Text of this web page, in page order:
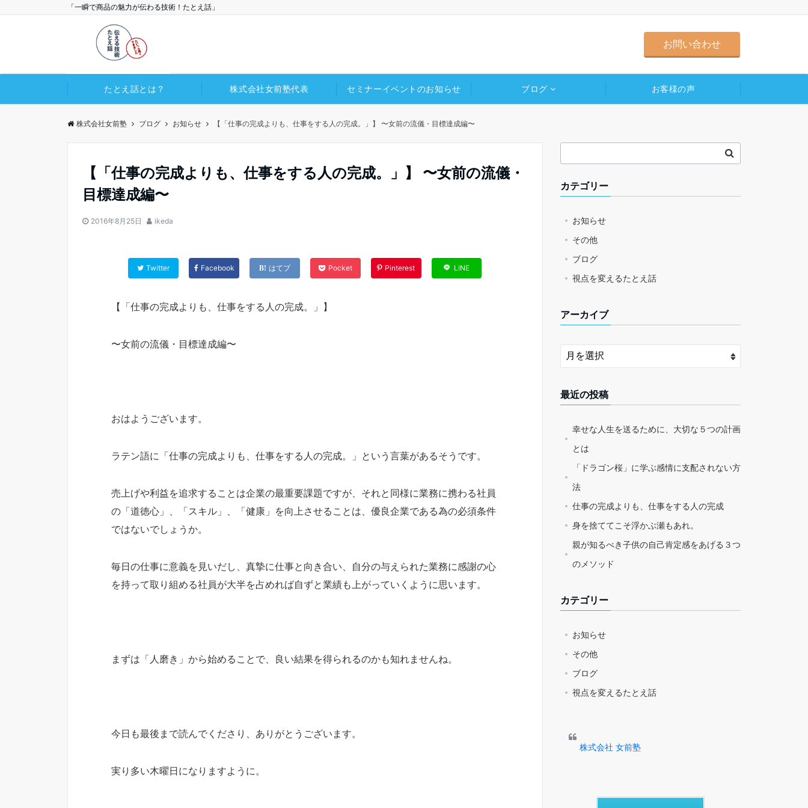
「一瞬で商品の魅力が伝わる技術！たとえ話」
お問い合わせ
たとえ話とは？ 株式会社女前塾代表 セミナーイベントのお知らせ ブログ お客様の声
株式会社女前塾 ブログ お知らせ 【「仕事の完成よりも、仕事をする人の完成。」】 〜女前の流儀・目標達成編〜
【「仕事の完成よりも、仕事をする人の完成。」】 〜女前の流儀・
目標達成編〜
2016年8月25日 ikeda
Twitter Facebook はてブ Pocket Pinterest LINE
【「仕事の完成よりも、仕事をする人の完成。」】
〜女前の流儀・目標達成編〜
おはようございます。
ラテン語に「仕事の完成よりも、仕事をする人の完成。」という言葉があるそうです。
売上げや利益を追求することは企業の最重要課題ですが、それと同様に業務に携わる社員
の「道徳心」、「スキル」、「健康」を向上させることは、優良企業である為の必須条件
ではないでしょうか。
毎日の仕事に意義を見いだし、真摯に仕事と向き合い、自分の与えられた業務に感謝の心
を持って取り組める社員が大半を占めれば自ずと業績も上がっていくように思います。
まずは「人磨き」から始めることで、良い結果を得られるのかも知れませんね。
今日も最後まで読んでくださり、ありがとうございます。
実り多い木曜日になりますように。
カテゴリー
お知らせ
その他
ブログ
視点を変えるたとえ話
アーカイブ
最近の投稿
幸せな人生を送るために、大切な５つの計画
とは
「ドラゴン桜」に学ぶ感情に支配されない方
法
仕事の完成よりも、仕事をする人の完成
身を捨ててこそ浮かぶ瀬もあれ。
親が知るべき子供の自己肯定感をあげる３つ
のメソッド
カテゴリー
お知らせ
その他
ブログ
視点を変えるたとえ話
株式会社 女前塾